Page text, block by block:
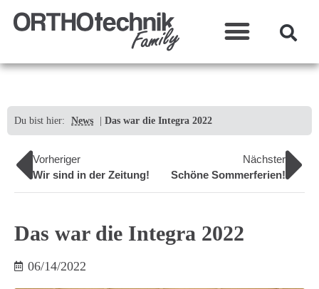
Du bist hier: News Das war die Integra 2022
Vorheriger
Wir sind in der Zeitung!
Nächster
Schöne Sommerferien!
Das war die Integra 2022
06/14/2022